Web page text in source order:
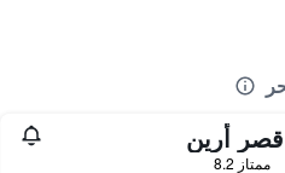
أرين
ممتاز 8.2